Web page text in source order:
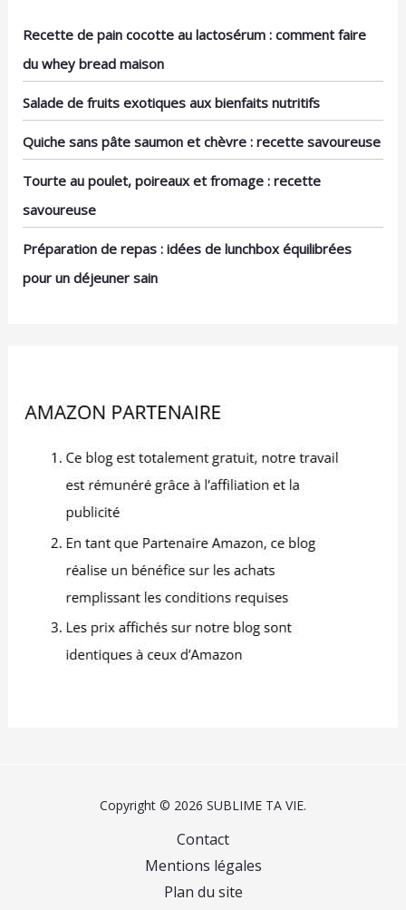
Recette de pain cocotte au lactosérum : comment faire
du whey bread maison
Salade de fruits exotiques aux bienfaits nutritifs
Quiche sans pâte saumon et chèvre : recette savoureuse
Tourte au poulet, poireaux et fromage : recette
savoureuse
Préparation de repas : idées de lunchbox équilibrées
pour un déjeuner sain
Copyright © 2026 SUBLIME TA VIE.
Contact
Mentions légales
Plan du site